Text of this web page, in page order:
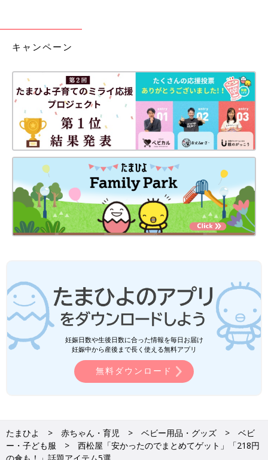
キャンペーン
妊娠日数や生後日数に合った情報を毎日お届け
妊娠中から産後まで長く使える無料アプリ
無料ダウンロード
たまひよ 赤ちゃん・育児 ベビー用品・グッズ
ベビ
ー・子ども服
西松屋「安かったのでまとめてゲット」「218円